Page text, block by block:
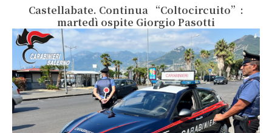
Castellabate. Continua “Coltocircuito”:
martedì ospite Giorgio Pasotti